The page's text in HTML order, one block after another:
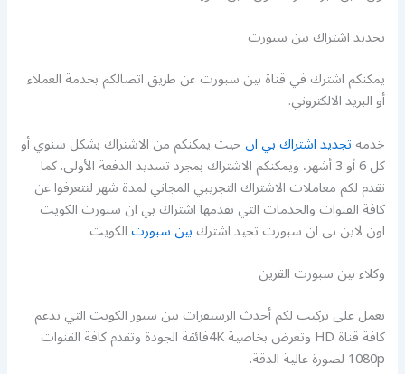
تجديد اشتراك بين سبورت
يمكنكم اشترك في قناة بين سبورت عن طريق اتصالكم بخدمة العملاء
أو البريد الالكتروني.
خدمةتجديد اشتراك بي انحيث يمكنكم من الاشتراك بشكل سنوي أو
كل 6 أو 3 أشهر، ويمكنكم الاشتراك بمجرد تسديد الدفعة الأولى. كما
نقدم لكم معاملات الاشتراك التجريبي المجاني لمدة شهر لتتعرفوا عن
كافة القنوات والخدمات التي نقدمها اشتراك بي ان سبورت الكويت
اون لاين بى ان سبورت تجيد اشتركبين سبورتالكويت
وكلاء بين سبورت القرين
نعمل على تركيب لكم أحدث الرسيفرات بين سبور الكويت التي تدعم
كافة قناة HD وتعرض بخاصية 4Kفائقة الجودة وتقدم كافة القنوات
1080p لصورة عالية الدقة.